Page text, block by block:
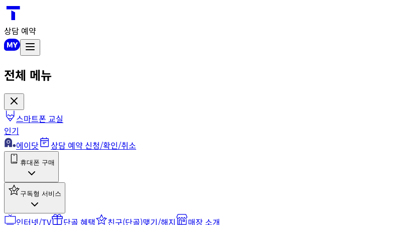
상담 예약
전체 메뉴
스마트폰 교실
인기
에이닷
상담 예약 신청/확인/취소
휴대폰 구매
구독형 서비스
인터넷/TV 단골 혜택 친구(단골)맺기/해지 매장 소개